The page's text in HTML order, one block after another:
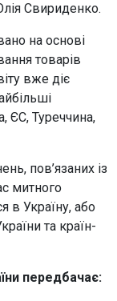
Свириденко.
на основі
товарів
вже діє
ЄС, Туреччина,
пов’язаних із
митного
в Україну, або
та країн-
передбачає: